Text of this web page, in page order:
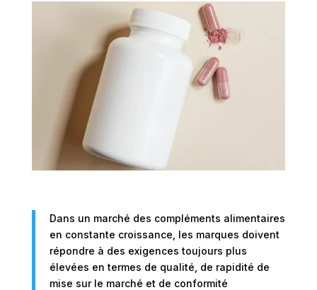
Dans un marché des compléments alimentaires
en constante croissance, les marques doivent
répondre à des exigences toujours plus
élevées en termes de qualité, de rapidité de
mise sur le marché et de conformité